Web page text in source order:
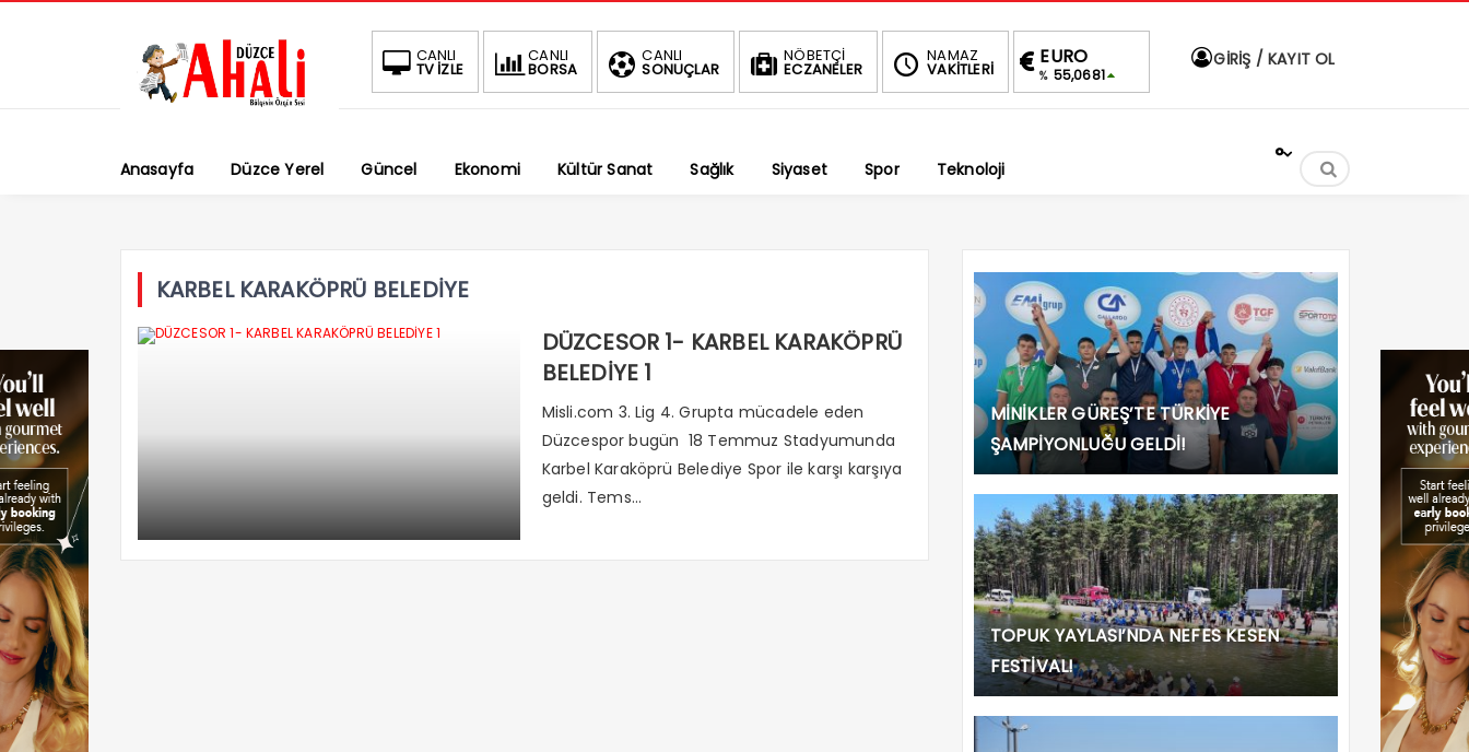
CANLI
TV İZLE
CANLI
BORSA
CANLI
SONUÇLAR
NÖBETÇİ
ECZANELER
NAMAZ
VAKİTLERİ
BIST
0.34% 1.702,35
DOLAR
% 47,5894
EURO
% 55,0681
ALTIN
%0,40 6,521,96
BIST
1.702,35
DOLAR
GİRİŞ / KAYIT OL
Anasayfa Düzce Yerel Güncel Ekonomi Kültür Sanat Sağlık Siyaset Spor Teknoloji
°
KARBEL KARAKÖPRÜ BELEDİYE
DÜZCESOR 1- KARBEL KARAKÖPRÜ
BELEDİYE 1
Misli.com 3. Lig 4. Grupta mücadele eden
Düzcespor bugün 18 Temmuz Stadyumunda
Karbel Karaköprü Belediye Spor ile karşı karşıya
geldi. Tems...
MİNİKLER GÜREŞ’TE TÜRKİYE
ŞAMPİYONLUĞU GELDİ!
TOPUK YAYLASI’NDA NEFES KESEN
FESTİVAL!